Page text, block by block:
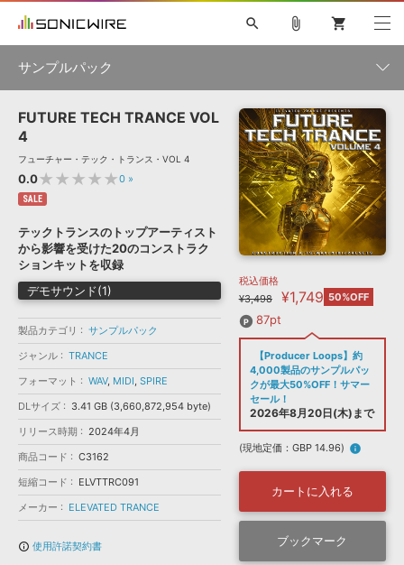
ソフト音源 »
プラグイン・エフェクト »
サンプルパック »
ソフトウェア／ツール »
DAW »
効果音 »
BGM »
キャンペーン »
特集 »
ニュースレター »
SONICWIREブログ »
製品サポート情報 »
DTMガイド »
FAQ »
お問い合わせ »
音楽カード
楽曲配信流通サービス
無償のサウンド管理ソフト
次世代型 ボーカル・エディタ
APS 映像のBGM・セリフを音声分離
search
初音ミク NT 鏡音リン・レン V4X 巡音ルカ V4X
MEIKO V3
TOONTRACK
SPITFIRE AUDIO
VIENNA
EZ DRUMMER 3
ライセンスフリーBGM
ボーカル抜き出し
DUBSTEP
MUTANT
ROUTER.FM
SONOCA
ソフト音源 プラグイン・エフェクト
ソフトウェア／ツール DAW 効果音
attach_file shopping_cart
サンプルパック
製品一覧
ジャンル
メーカー
フォーマット
ランキング
FUTURE TECH TRANCE VOL
4
フューチャー・テック・トランス・VOL 4
0.0★★★★★0 »
SALE
テックトランスのトップアーティスト
から影響を受けた20のコンストラク
ションキットを収録
デモサウンド(1)
製品カテゴリ
サンプルパック
ジャンル
TRANCE
フォーマット
WAV, MIDI, SPIRE
DLサイズ
3.41 GB (3,660,872,954 byte)
リリース時期
2024年4月
商品コード
C3162
短縮コード
ELVTTRC091
メーカー
ELEVATED TRANCE
info_outline 使用許諾契約書
税込価格
¥3,498
¥1,749 50%OFF
87pt
【Producer Loops】約
4,000製品のサンプルパッ
クが最大50%OFF！サマー
セール！
2026年8月20日(木)まで
(現地定価：GBP 14.96) info
カートに入れる
ブックマーク